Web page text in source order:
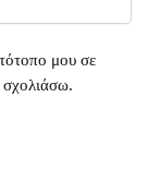
μου σε